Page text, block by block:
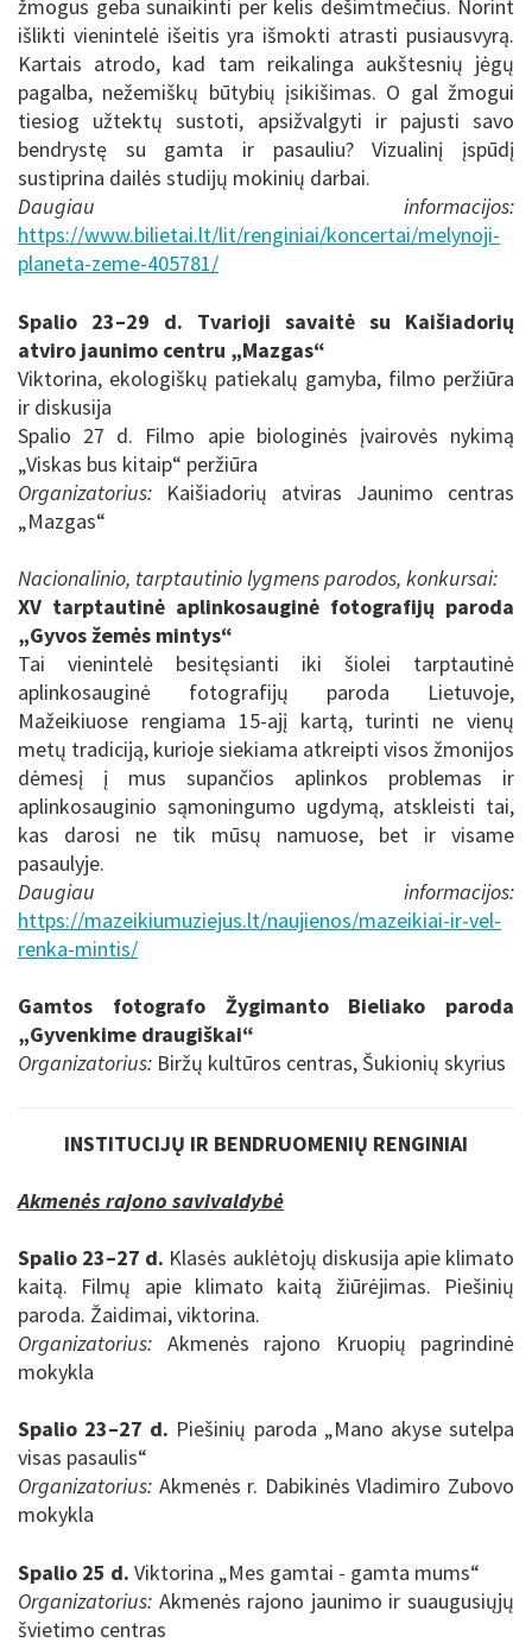
žmogus geba sunaikinti per kelis dešimtmečius. Norint
išlikti vienintelė išeitis yra išmokti atrasti pusiausvyrą.
Kartais atrodo, kad tam reikalinga aukštesnių jėgų
pagalba, nežemiškų būtybių įsikišimas. O gal žmogui
tiesiog užtektų sustoti, apsižvalgyti ir pajusti savo
bendrystę su gamta ir pasauliu? Vizualinį įspūdį
sustiprina dailės studijų mokinių darbai.
Daugiau informacijos:
https://www.bilietai.lt/lit/renginiai/koncertai/melynoji-
planeta-zeme-405781/
Spalio 23–29 d. Tvarioji savaitė su Kaišiadorių
atviro jaunimo centru „Mazgas“
Viktorina, ekologiškų patiekalų gamyba, filmo peržiūra
ir diskusija
Spalio 27 d. Filmo apie biologinės įvairovės nykimą
„Viskas bus kitaip“ peržiūra
Organizatorius: Kaišiadorių atviras Jaunimo centras
„Mazgas“
Nacionalinio, tarptautinio lygmens parodos, konkursai:
XV tarptautinė aplinkosauginė fotografijų paroda
„Gyvos žemės mintys“
Tai vienintelė besitęsianti iki šiolei tarptautinė
aplinkosauginė fotografijų paroda Lietuvoje,
Mažeikiuose rengiama 15-ajį kartą, turinti ne vienų
metų tradiciją, kurioje siekiama atkreipti visos žmonijos
dėmesį į mus supančios aplinkos problemas ir
aplinkosauginio sąmoningumo ugdymą, atskleisti tai,
kas darosi ne tik mūsų namuose, bet ir visame
pasaulyje.
Daugiau informacijos:
https://mazeikiumuziejus.lt/naujienos/mazeikiai-ir-vel-
renka-mintis/
Gamtos fotografo Žygimanto Bieliako paroda
„Gyvenkime draugiškai“
Organizatorius: Biržų kultūros centras, Šukionių skyrius
INSTITUCIJŲ IR BENDRUOMENIŲ RENGINIAI
Akmenės rajono savivaldybė
Spalio 23–27 d. Klasės auklėtojų diskusija apie klimato
kaitą. Filmų apie klimato kaitą žiūrėjimas. Piešinių
paroda. Žaidimai, viktorina.
Organizatorius: Akmenės rajono Kruopių pagrindinė
mokykla
Spalio 23–27 d. Piešinių paroda „Mano akyse sutelpa
visas pasaulis“
Organizatorius: Akmenės r. Dabikinės Vladimiro Zubovo
mokykla
Spalio 25 d. Viktorina „Mes gamtai - gamta mums“
Organizatorius: Akmenės rajono jaunimo ir suaugusiųjų
švietimo centras